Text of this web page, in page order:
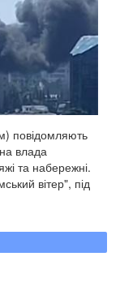
повідомляють
влада
та набережні.
вітер", під